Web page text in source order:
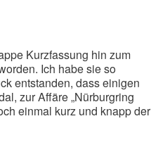
Kurzfassung hin zum
Ich habe sie so
entstanden, dass einigen
zur Affäre „Nürburgring
einmal kurz und knapp der